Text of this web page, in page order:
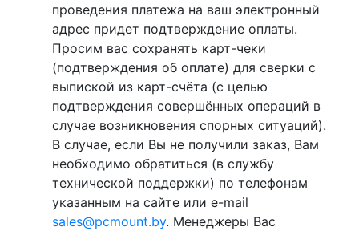
проведения платежа на ваш электронный
адрес придет подтверждение оплаты.
Просим вас сохранять карт-чеки
(подтверждения об оплате) для сверки с
выпиской из карт-счёта (с целью
подтверждения совершённых операций в
случае возникновения спорных ситуаций).
В случае, если Вы не получили заказ, Вам
необходимо обратиться (в службу
технической поддержки) по телефонам
указанным на сайте или e-mail
sales@pcmount.by. Менеджеры Вас